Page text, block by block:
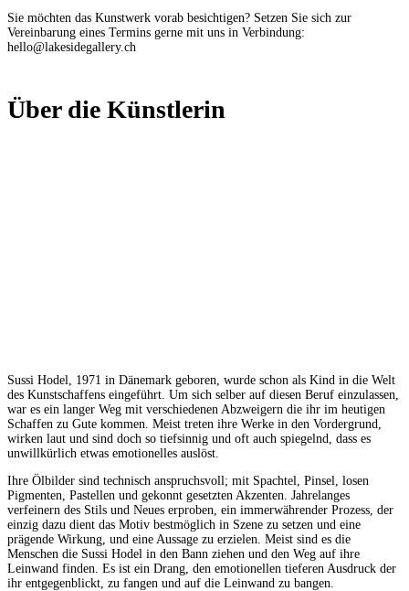
Sie möchten das Kunstwerk vorab besichtigen? Setzen Sie sich zur
Vereinbarung eines Termins gerne mit uns in Verbindung:
hello@lakesidegallery.ch
Über die Künstlerin
Sussi Hodel, 1971 in Dänemark geboren, wurde schon als Kind in die Welt
des Kunstschaffens eingeführt. Um sich selber auf diesen Beruf einzulassen,
war es ein langer Weg mit verschiedenen Abzweigern die ihr im heutigen
Schaffen zu Gute kommen. Meist treten ihre Werke in den Vordergrund,
wirken laut und sind doch so tiefsinnig und oft auch spiegelnd, dass es
unwillkürlich etwas emotionelles auslöst.
Ihre Ölbilder sind technisch anspruchsvoll; mit Spachtel, Pinsel, losen
Pigmenten, Pastellen und gekonnt gesetzten Akzenten. Jahrelanges
verfeinern des Stils und Neues erproben, ein immerwährender Prozess, der
einzig dazu dient das Motiv bestmöglich in Szene zu setzen und eine
prägende Wirkung, und eine Aussage zu erzielen. Meist sind es die
Menschen die Sussi Hodel in den Bann ziehen und den Weg auf ihre
Leinwand finden. Es ist ein Drang, den emotionellen tieferen Ausdruck der
ihr entgegenblickt, zu fangen und auf die Leinwand zu bangen.